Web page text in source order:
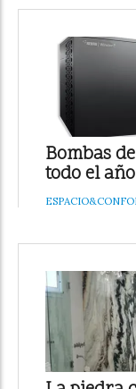
Bombas
todo el año